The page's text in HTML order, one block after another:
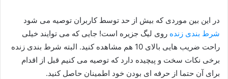
در این بین موردی که بیش از حد توسط کاربران توصیه می شود
شرط بندی زنده روی لیگ جزیره است! جایی که می توایند خیلی
راحت ضریب هایی بالای 10 هم مشاهده کنید. البته شرط بندی زنده
برخی نکات سخت و پیچیده دارد که توصیه می کنیم قبل از اقدام
برای آن حتما از حرفه ای بودن خود اطمینان حاصل کنید.